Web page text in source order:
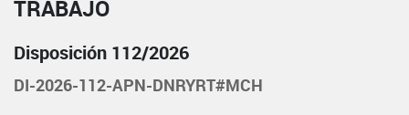
TRABAJO
Disposición 112/2026
DI-2026-112-APN-DNRYRT#MCH